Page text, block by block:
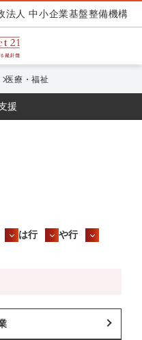
法人 中小企業基盤整備機構
医療・福祉
援
は行 や行